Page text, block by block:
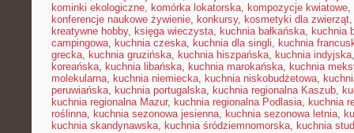
kominki ekologiczne, komórka lokatorska, kompozycje kwiatowe,
konferencje naukowe żywienie, konkursy, kosmetyki dla zwierząt
kreatywne hobby, księga wieczysta, kuchnia bałkańska, kuchnia
campingowa, kuchnia czeska, kuchnia dla singli, kuchnia
grecka, kuchnia gruzińska, kuchnia hiszpańska, kuchnia indyjska
koreańska, kuchnia libańska, kuchnia marokańska, kuchnia
molekularna, kuchnia niemiecka, kuchnia niskobudżetowa,
peruwiańska, kuchnia portugalska, kuchnia regionalna Kaszub,
kuchnia regionalna Mazur, kuchnia regionalna Podlasia, kuchnia
roślinna, kuchnia sezonowa jesienna, kuchnia sezonowa letnia,
kuchnia skandynawska, kuchnia śródziemnomorska, kuchnia